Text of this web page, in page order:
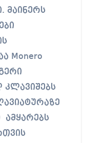
მაინერს
Monero